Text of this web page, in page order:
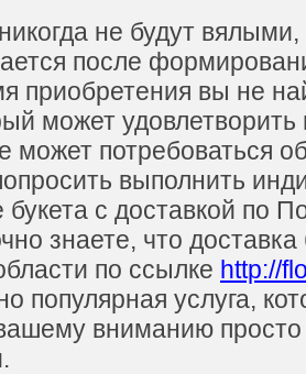
не будут вялыми,
после
приобретения вы не
может
может потребоваться
выполнить
букета с доставкой по
знаете, что доставка
по ссылке http://
популярная услуга,
вниманию просто